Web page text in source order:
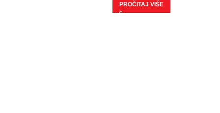
PROČITAJ VIŠE